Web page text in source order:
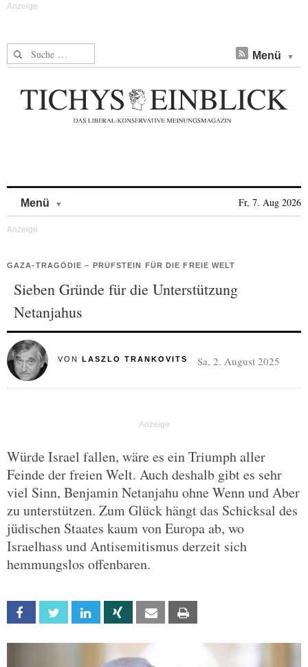
Suche nach: Menü
Menü Fr, 7. Aug 2026
GAZA-TRAGÖDIE – PRÜFSTEIN FÜR DIE FREIE WELT
Sieben Gründe für die Unterstützung
Netanjahus
VON LASZLO TRANKOVITS Sa, 2. August 2025
Würde Israel fallen, wäre es ein Triumph aller
Feinde der freien Welt. Auch deshalb gibt es sehr
viel Sinn, Benjamin Netanjahu ohne Wenn und Aber
zu unterstützen. Zum Glück hängt das Schicksal des
jüdischen Staates kaum von Europa ab, wo
Israelhass und Antisemitismus derzeit sich
hemmungslos offenbaren.
Facebook Twitter Linkedin Xing Email